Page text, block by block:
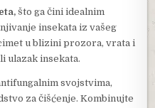
što ga čini idealnim
insekata iz vašeg
u blizini prozora, vrata i
ulazak insekata.
svojstvima,
za čišćenje. Kombinujte